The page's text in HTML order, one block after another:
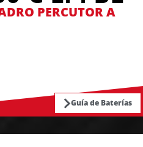
PERCUTOR A
Guía de Baterías